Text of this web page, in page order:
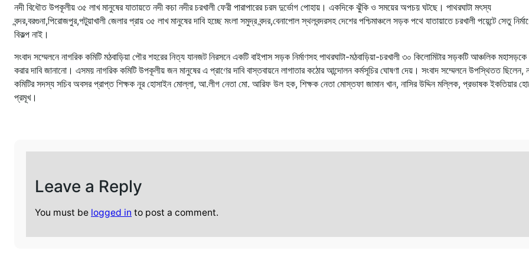
নদী বিধৌত উপকূলীয় ৩৫ লাখ মানুষের যাতায়তে নদী কচা নদীর চরখালী ফেরী পারাপারের চরম দুর্ভোগ পোহায়। একদিকে ঝুঁকি ও সময়ের অপচয় ঘটছে। পাথরঘাটা মৎস্য
বন্দর,বরগুনা,পিরোজপুর,পটুয়াখালী জেলার প্রায় ৩৫ লাখ মানুষের দাবি হচ্ছে মংলা সমুদ্র বন্দর,বেনাপোল স্থলবন্দরসহ দেশের পশ্চিমাঞ্চলে সড়ক পথে যাতায়াতে চরখালী পয়েন্টে সেতু
বিকল্প নাই।
সংবাদ সম্মেলনে নাগরিক কমিটি মঠবাড়িয়া পৌর শহরের নিত্য যানজট নিরসনে একটি বাইপাস সড়ক নির্মাণসহ পাথরঘাটা-মঠবাড়িয়া-চরখালী ৩০ কিলোমিটার সড়কটি আঞ্চলিক
করার দাবি জানানো। এসময় নাগরিক কমিটি উপকূলীয় জন মানুষের এ প্রাণের দাবি বাস্তবায়নে লাগাতার কঠোর আন্দোলন কর্মসূচির ঘোষণা দেয়। সংবাদ সম্মেলনে উপস্থিতত ছিলেন,
কমিটির সদস্য সচিব অবসর প্রাপ্ত শিক্ষক নূর হোসাইন মোল্লা, আ.লীগ নেতা মো. আরিফ উল হক, শিক্ষক নেতা মোস্তফা জামান খান, নাসির উদ্দিন মল্লিক, প্রভাষক ইকতিয়ার
প্রমূখ।
Leave a Reply
You must be logged in to post a comment.